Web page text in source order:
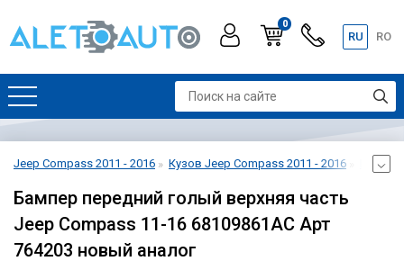
0
RU RO
Jeep Compass 2011 - 2016 Кузов Jeep Compass 2011 - 2016
Бампер передний голый верхняя часть
Jeep Compass 11-16 68109861AC Арт
764203 новый аналог